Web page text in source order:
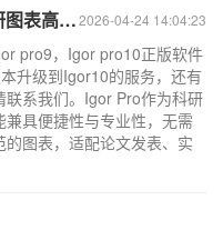
2026-04-24 14:04:23
制技巧
pro9，Igor pro10正版软件
升级到Igor10的服务，还有
系我们。Igor Pro作为科研
具便捷性与专业性，无需
图表，适配论文发表、实